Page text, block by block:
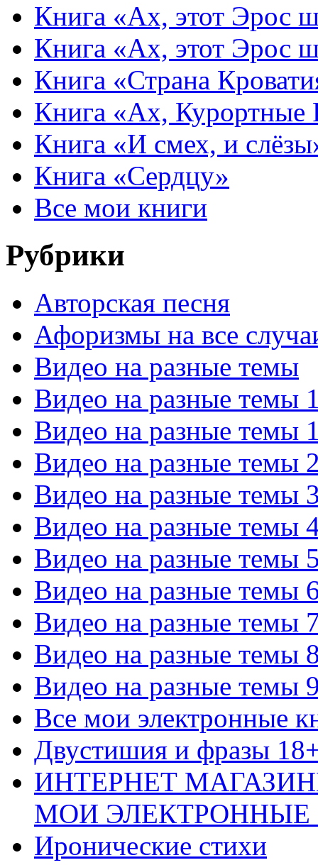
Книга «Ах, этот Эрос
Книга «Ах, этот Эрос
Книга «Страна
Книга «Ах,
Книга «И смех, и
Книга «Сердцу»
Все мои книги
Рубрики
Авторская песня
Афоризмы на все
Видео на разные темы
Видео на разные темы
Видео на разные темы
Видео на разные темы
Видео на разные темы
Видео на разные темы
Видео на разные темы
Видео на разные темы
Видео на разные темы
Видео на разные темы
Видео на разные темы
Все мои электронные
Двустишия и фразы
ИНТЕРНЕТ
МОИ ЭЛЕКТРОННЫЕ
Иронические стихи